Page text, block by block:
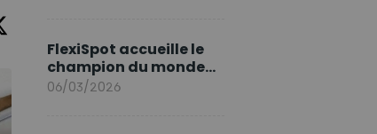
FlexiSpot accueille le
champion du monde
Sami Khedira comme
06/03/2026